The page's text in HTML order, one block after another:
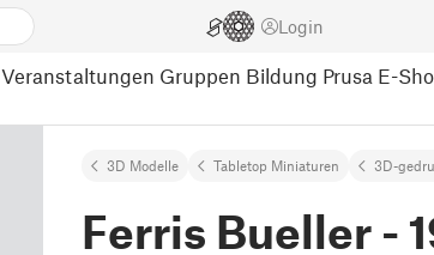
Login
Veranstaltungen Gruppen Bildung Prusa E-
3D Modelle Tabletop Miniaturen 3D-
Ferris Bueller -